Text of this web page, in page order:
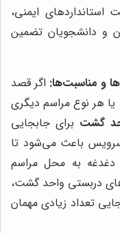
ایمنی،
و دانشجویان تضمین
و مناسبت‌ها: اگر قصد
یا هر نوع مراسم دیگری
گشت برای جابجایی
سرویس باعث می‌شود تا
دغدغه به محل مراسم
دربستی واحد گشت،
تعداد زیادی مهمان